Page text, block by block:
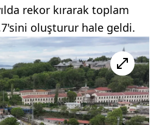
rekor kırarak toplam
oluşturur hale geldi.